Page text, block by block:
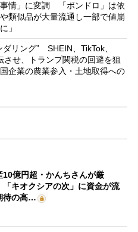
情」に変調 「ボンドロ」は依
類似品が大量流通し一部で値崩
」
リング” SHEIN、TikTok、
せ、トランプ関税の回避を狙
企業の農業参入・土地取得への
10億円超・かんちさんが厳
「キオクシアの次」に資金が流
待の高…